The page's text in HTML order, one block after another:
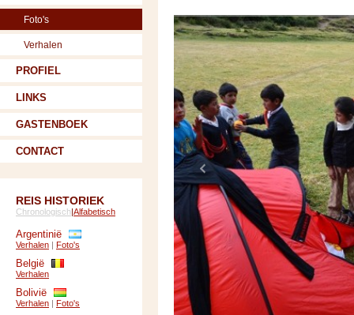
Foto's
Verhalen
PROFIEL
LINKS
GASTENBOEK
CONTACT
REIS HISTORIEK
Chronologisch|Alfabetisch
Argentinië
Verhalen | Foto's
België
Verhalen
Bolivië
Verhalen | Foto's